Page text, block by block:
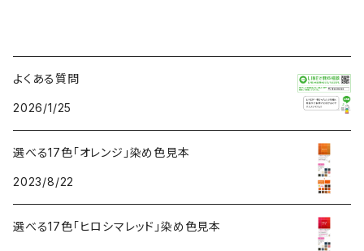
よくある質問
2026/1/25
選べる17色「オレンジ」染め色見本
2023/8/22
選べる17色「ヒロシマレッド」染め色見本